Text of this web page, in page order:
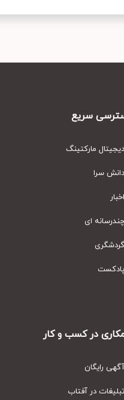
سریع
مارکتینگ
سرا
ای
در کسب و کار
رایگان
در آفتاب